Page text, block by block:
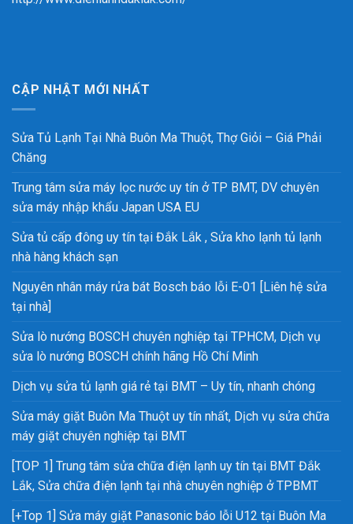
CẬP NHẬT MỚI NHẤT
Sửa Tủ Lạnh Tại Nhà Buôn Ma Thuột, Thợ Giỏi – Giá Phải
Chăng
Trung tâm sửa máy lọc nước uy tín ở TP BMT, DV chuyên
sửa máy nhập khẩu Japan USA EU
Sửa tủ cấp đông uy tín tại Đắk Lắk , Sửa kho lạnh tủ lạnh
nhà hàng khách sạn
Nguyên nhân máy rửa bát Bosch báo lỗi E-01 [Liên hệ sửa
tại nhà]
Sửa lò nướng BOSCH chuyên nghiệp tại TPHCM, Dịch vụ
sửa lò nướng BOSCH chính hãng Hồ Chí Minh
Dịch vụ sửa tủ lạnh giá rẻ tại BMT – Uy tín, nhanh chóng
Sửa máy giặt Buôn Ma Thuột uy tín nhất, Dịch vụ sửa chữa
máy giặt chuyên nghiệp tại BMT
[TOP 1] Trung tâm sửa chữa điện lạnh uy tín tại BMT Đắk
Lắk, Sửa chữa điện lạnh tại nhà chuyên nghiệp ở TPBMT
[+Top 1] Sửa máy giặt Panasonic báo lỗi U12 tại Buôn Ma